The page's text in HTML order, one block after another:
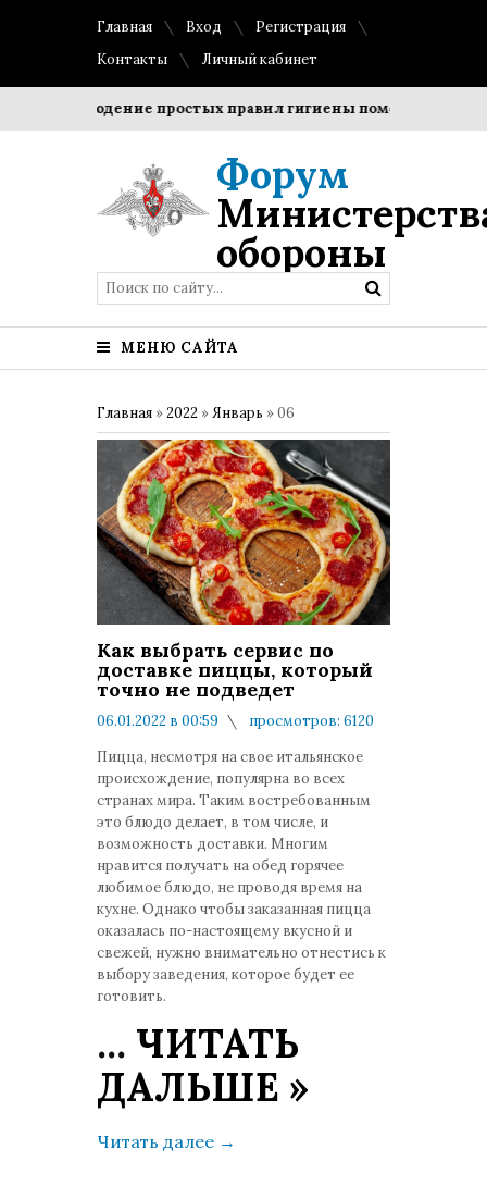
Главная Вход
Регистрация
Контакты
Личный кабинет
Соблюдение простых правил гигиены помогает
Форум
обороны
МЕНЮ САЙТА
Главная »2022 »Январь »06
Как выбрать сервис по
доставке пиццы, который
точно не подведет
06.01.2022 в 00:59
просмотров: 6120
Пицца, несмотря на свое итальянское
происхождение, популярна во всех
странах мира. Таким востребованным
это блюдо делает, в том числе, и
возможность доставки. Многим
нравится получать на обед горячее
любимое блюдо, не проводя время на
кухне. Однако чтобы заказанная пицца
оказалась по-настоящему вкусной и
свежей, нужно внимательно отнестись к
выбору заведения, которое будет ее
готовить.
... ЧИТАТЬ
ДАЛЬШЕ »
Читать далее →